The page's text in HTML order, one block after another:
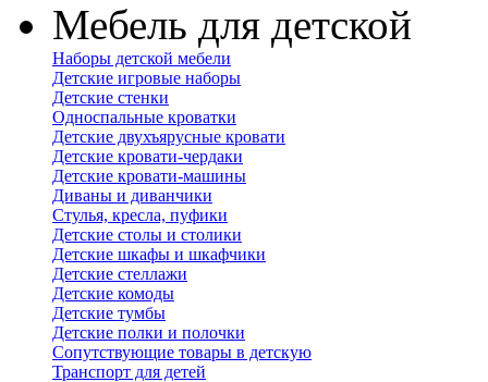
Мебель для детской
Наборы детской мебели
Детские игровые наборы
Детские стенки
Односпальные кроватки
Детские двухъярусные кровати
Детские кровати-чердаки
Детские кровати-машины
Диваны и диванчики
Стулья, кресла, пуфики
Детские столы и столики
Детские шкафы и шкафчики
Детские стеллажи
Детские комоды
Детские тумбы
Детские полки и полочки
Сопутствующие товары в детскую
Транспорт для детей